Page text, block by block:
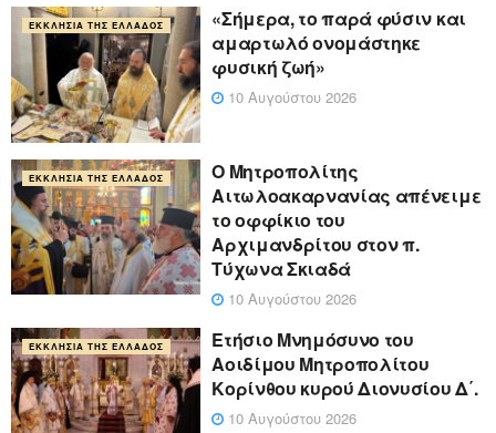
ΕΚΚΛΗΣΊΑ ΤΗΣ ΕΛΛΆΔΟΣ
«Σήμερα, το παρά φύσιν και
αμαρτωλό ονομάστηκε
φυσική ζωή»
10 Αυγούστου 2026
ΕΚΚΛΗΣΊΑ ΤΗΣ ΕΛΛΆΔΟΣ
Ο Μητροπολίτης
Αιτωλοακαρνανίας απένειμε
το οφφίκιο του
Αρχιμανδρίτου στον π.
Τύχωνα Σκιαδά
10 Αυγούστου 2026
ΕΚΚΛΗΣΊΑ ΤΗΣ ΕΛΛΆΔΟΣ
Ετήσιο Μνημόσυνο του
Αοιδίμου Μητροπολίτου
Κορίνθου κυρού Διονυσίου Δ΄.
10 Αυγούστου 2026